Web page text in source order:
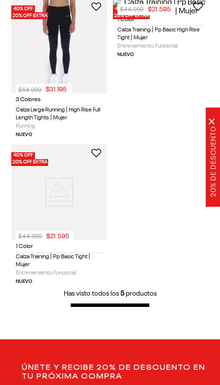
20% DE DESCUENTO
×
40% OFF
20% OFF EXTRA
3 Colores
Calza Larga Running | High Rise Full
Length Tights | Mujer
Running
NUEVO
$64.990 $31 . 195
40% OFF
20% OFF EXTRA
1 Color
Calza Training | Pp Basic High Rise
Tight | Mujer
Entrenamiento Funcional
NUEVO
$44.990 $21 595
40% OFF
20% OFF EXTRA
1 Color
Calza Training | Pp Basic Tight |
Mujer
Entrenamiento Funcional
NUEVO
$44.990 $21 .595
Has visto todos los 5productos
ÚNETE Y RECIBE 20% DE DESCUENTO EN
TU PRÓXIMA COMPRA